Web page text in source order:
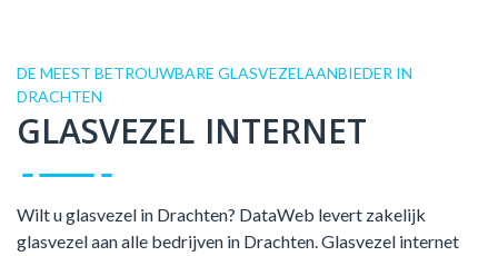
DE MEEST BETROUWBARE GLASVEZELAANBIEDER IN
DRACHTEN
GLASVEZEL INTERNET
Wilt u glasvezel in Drachten? DataWeb levert zakelijk
glasvezel aan alle bedrijven in Drachten. Glasvezel internet